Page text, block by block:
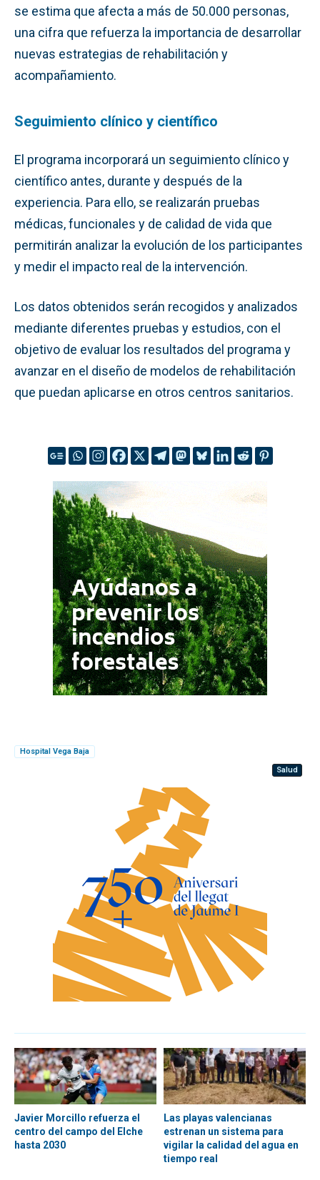
se estima que afecta a más de 50.000 personas,
una cifra que refuerza la importancia de desarrollar
nuevas estrategias de rehabilitación y
acompañamiento.
Seguimiento clínico y científico
El programa incorporará un seguimiento clínico y
científico antes, durante y después de la
experiencia. Para ello, se realizarán pruebas
médicas, funcionales y de calidad de vida que
permitirán analizar la evolución de los participantes
y medir el impacto real de la intervención.
Los datos obtenidos serán recogidos y analizados
mediante diferentes pruebas y estudios, con el
objetivo de evaluar los resultados del programa y
avanzar en el diseño de modelos de rehabilitación
que puedan aplicarse en otros centros sanitarios.
Hospital Vega Baja
Salud
Javier Morcillo refuerza el
centro del campo del Elche
hasta 2030
Las playas valencianas
estrenan un sistema para
vigilar la calidad del agua en
tiempo real